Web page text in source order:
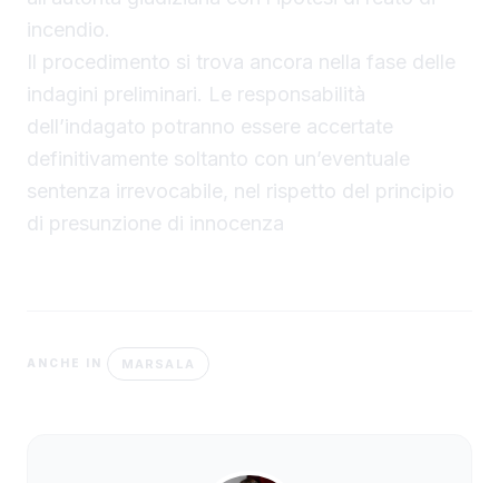
incendio.
Il procedimento si trova ancora nella fase delle
indagini preliminari. Le responsabilità
dell’indagato potranno essere accertate
definitivamente soltanto con un’eventuale
sentenza irrevocabile, nel rispetto del principio
di presunzione di innocenza
ANCHE IN MARSALA